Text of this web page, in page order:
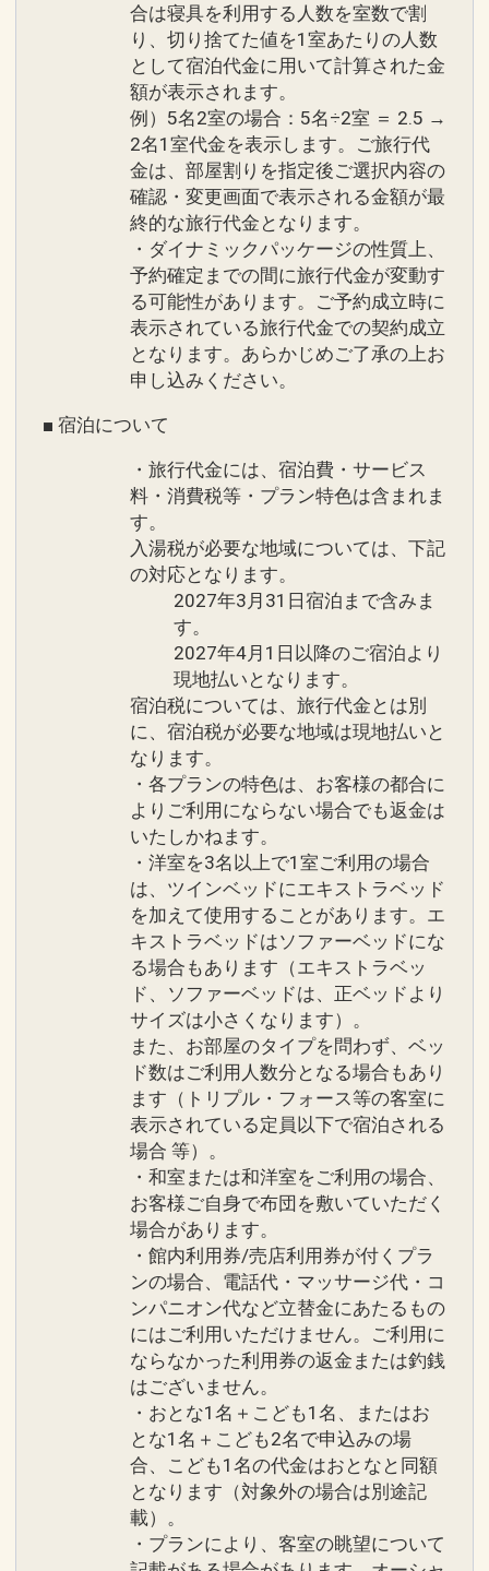
合は寝具を利用する人数を室数で割
り、切り捨てた値を1室あたりの人数
として宿泊代金に用いて計算された金
額が表示されます。
例）5名2室の場合：5名÷2室 ＝ 2.5 →
2名1室代金を表示します。ご旅行代
金は、部屋割りを指定後ご選択内容の
確認・変更画面で表示される金額が最
終的な旅行代金となります。
・ダイナミックパッケージの性質上、
予約確定までの間に旅行代金が変動す
る可能性があります。ご予約成立時に
表示されている旅行代金での契約成立
となります。あらかじめご了承の上お
申し込みください。
■ 宿泊について
・旅行代金には、宿泊費・サービス
料・消費税等・プラン特色は含まれま
す。
入湯税が必要な地域については、下記
の対応となります。
2027年3月31日宿泊まで含みま
す。
2027年4月1日以降のご宿泊より
現地払いとなります。
宿泊税については、旅行代金とは別
に、宿泊税が必要な地域は現地払いと
なります。
・各プランの特色は、お客様の都合に
よりご利用にならない場合でも返金は
いたしかねます。
・洋室を3名以上で1室ご利用の場合
は、ツインベッドにエキストラベッド
を加えて使用することがあります。エ
キストラベッドはソファーベッドにな
る場合もあります（エキストラベッ
ド、ソファーベッドは、正ベッドより
サイズは小さくなります）。
また、お部屋のタイプを問わず、ベッ
ド数はご利用人数分となる場合もあり
ます（トリプル・フォース等の客室に
表示されている定員以下で宿泊される
場合 等）。
・和室または和洋室をご利用の場合、
お客様ご自身で布団を敷いていただく
場合があります。
・館内利用券/売店利用券が付くプラ
ンの場合、電話代・マッサージ代・コ
ンパニオン代など立替金にあたるもの
にはご利用いただけません。ご利用に
ならなかった利用券の返金または釣銭
はございません。
・おとな1名＋こども1名、またはお
とな1名＋こども2名で申込みの場
合、こども1名の代金はおとなと同額
となります（対象外の場合は別途記
載）。
・プランにより、客室の眺望について